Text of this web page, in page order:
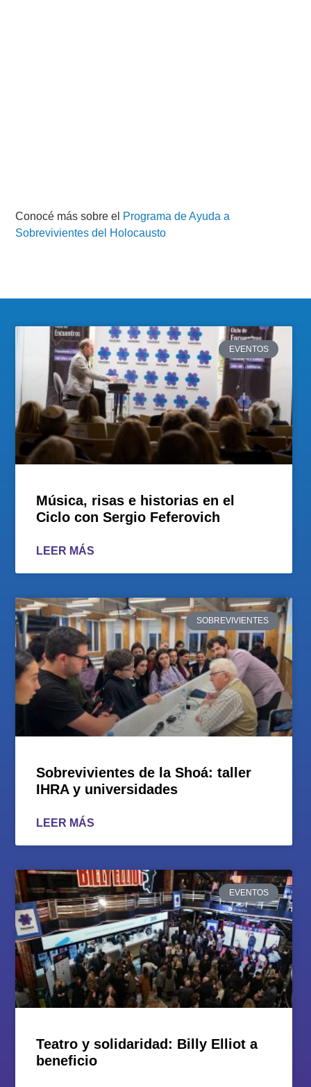
Conocé más sobre el Programa de Ayuda a
Sobrevivientes del Holocausto
EVENTOS
Música, risas e historias en el
Ciclo con Sergio Feferovich
LEER MÁS
SOBREVIVIENTES
Sobrevivientes de la Shoá: taller
IHRA y universidades
LEER MÁS
EVENTOS
Teatro y solidaridad: Billy Elliot a
beneficio